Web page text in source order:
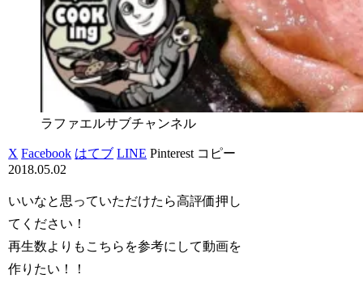
ラファエルサブチャンネル
X Facebook はてブ LINE Pinterest コピー
2018.05.02
いいなと思っていただけたら高評価押し
てください！
再生数よりもこちらを参考にして動画を
作りたい！！